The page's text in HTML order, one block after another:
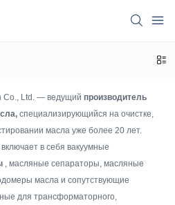
Co., Ltd. — ведущий производитель
специализирующийся на очистке,
масла уже более 20 лет.
в себя вакуумные
, масляные сепараторы, масляные
масла и сопутствующие
для трансформаторного,